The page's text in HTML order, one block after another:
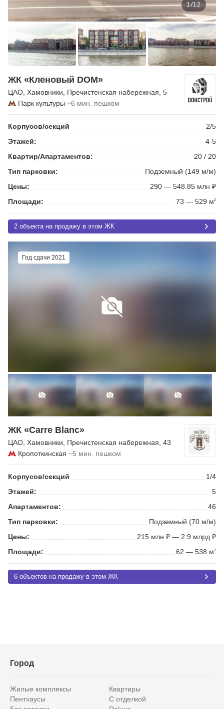
1/12
ЖК «Кленовый DOM»
ЦАО Хамовники Пречистенская набережная , 5
Парк культуры ~6 мин. пешком
Корпусов/секций
2/5
Этажей:
4-5
Квартир/Апартаментов:
20 / 20
Тип парковки:
Подземный (149 м/м)
Цены:
290 — 548.85 млн ₽
Площади:
73 — 529 м2
2 объекта на продажу в этом ЖК
Год сдачи 2021
ЖК «Carre Blanc»
ЦАО Хамовники Пречистенская набережная , 43
Кропоткинская ~5 мин. пешком
Корпусов/секций
1/4
Этажей:
5
Апартаментов:
46
Тип парковки:
Подземный (70 м/м)
Цены:
215 млн ₽ — 2.9 млрд ₽
Площади:
62 — 538 м2
6 объектов на продажу в этом ЖК
Город
Жилые комплексы
Квартиры
Пентхаусы
С отделкой